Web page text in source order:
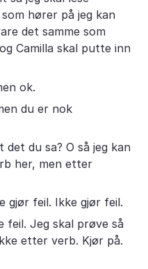
hører på jeg kan
det samme som
Camilla skal putte inn
ok.
du er nok
du sa? O så jeg kan
her, men etter
gjør feil. Ikke gjør feil.
feil. Jeg skal prøve så
etter verb. Kjør på.